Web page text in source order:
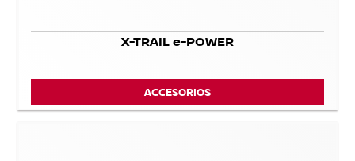
X-TRAIL e-POWER
ACCESORIOS